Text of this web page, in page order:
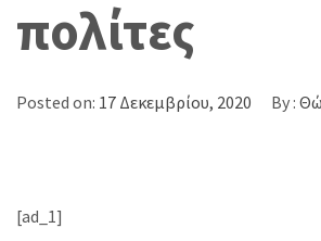
πολίτες
Posted on: 17 Δεκεμβρίου, 2020 By :
[ad_1]